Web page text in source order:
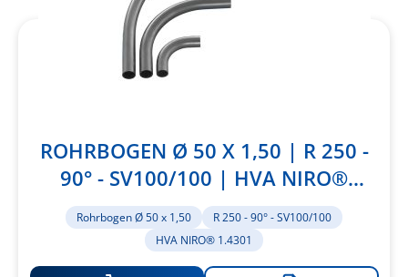
ROHRBOGEN Ø 50 X 1,50 | R 250 -
90° - SV100/100 | HVA NIRO®
1.4301
Rohrbogen Ø 50 x 1,50
R 250 - 90° - SV100/100
HVA NIRO® 1.4301